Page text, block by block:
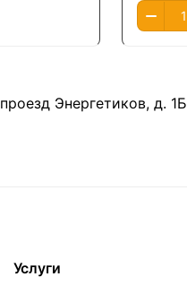
проезд Энергетиков, д. 1Б
Услуги